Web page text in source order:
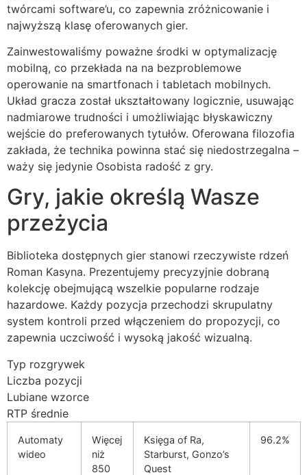
panel
panel
panel
panel
panel
panel
Panel
Panel
Panel
panel
panel
twórcami software’u, co zapewnia zróżnicowanie i
najwyższą klasę oferowanych gier.
Zainwestowaliśmy poważne środki w optymalizację
mobilną, co przekłada na na bezproblemowe
operowanie na smartfonach i tabletach mobilnych.
Układ gracza został ukształtowany logicznie, usuwając
nadmiarowe trudności i umożliwiając błyskawiczny
wejście do preferowanych tytułów. Oferowana filozofia
zakłada, że technika powinna stać się niedostrzegalna –
waży się jedynie Osobista radość z gry.
Gry, jakie określą Wasze
przeżycia
Biblioteka dostępnych gier stanowi rzeczywiste rdzeń
Roman Kasyna. Prezentujemy precyzyjnie dobraną
kolekcję obejmującą wszelkie popularne rodzaje
hazardowe. Każdy pozycja przechodzi skrupulatny
system kontroli przed włączeniem do propozycji, co
zapewnia uczciwość i wysoką jakość wizualną.
Typ rozgrywek
Liczba pozycji
Lubiane wzorce
RTP średnie
Automaty
wideo
Więcej
niż
850
Księga of Ra,
Starburst, Gonzo’s
Quest
96.2%